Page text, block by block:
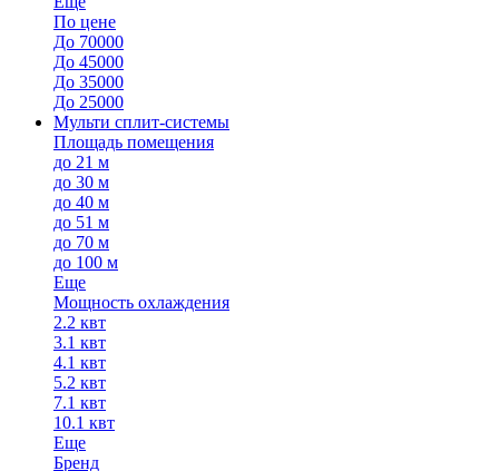
По цене
До 70000
До 45000
До 35000
До 25000
Мульти сплит-системы
Площадь помещения
до 21 м
до 30 м
до 40 м
до 51 м
до 70 м
до 100 м
Еще
Мощность охлаждения
2.2 квт
3.1 квт
4.1 квт
5.2 квт
7.1 квт
10.1 квт
Еще
Бренд